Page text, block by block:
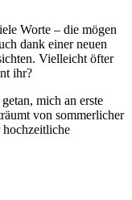
Worte – die mögen
dank einer neuen
Vielleicht öfter
ihr?
getan, mich an erste
von sommerlicher